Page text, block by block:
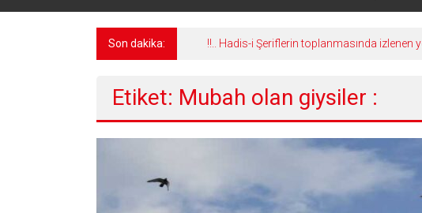
Son dakika: !!.. Hadis-i Şeriflerin toplanmasında izlenen
Etiket: Mubah olan giysiler :